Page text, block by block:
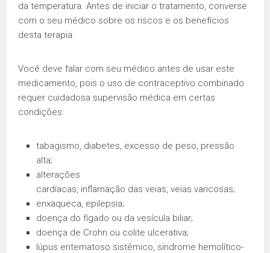
da temperatura. Antes de iniciar o tratamento, converse
com o seu médico sobre os riscos e os benefícios
desta terapia.
Você deve falar com seu médico antes de usar este
medicamento, pois o uso de contraceptivo combinado
requer cuidadosa supervisão médica em certas
condições:
tabagismo, diabetes, excesso de peso, pressão
alta;
alterações
cardíacas, inflamação das veias, veias varicosas;
enxaqueca, epilepsia;
doença do fígado ou da vesícula biliar;
doença de Crohn ou colite ulcerativa;
lúpus eritematoso sistêmico, síndrome hemolítico-